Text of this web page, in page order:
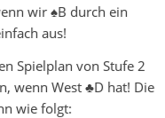
wir ♠B durch ein
aus!
Spielplan von Stufe 2
wenn West ♣D hat! Die
wie folgt: